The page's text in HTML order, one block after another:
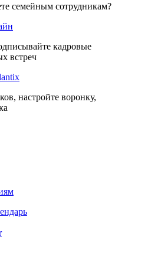
семейным сотрудникам?
кадровые
встреч
настройте воронку,